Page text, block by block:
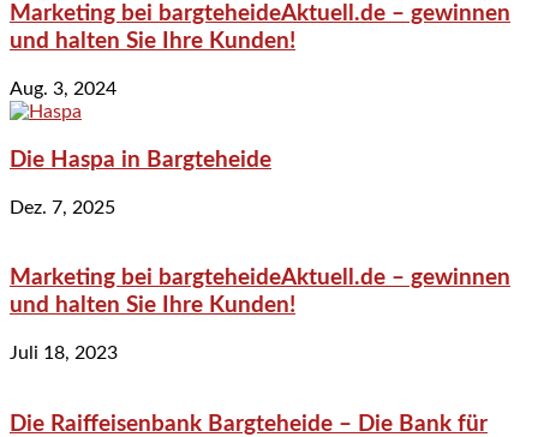
Marketing bei bargteheideAktuell.de – gewinnen
und halten Sie Ihre Kunden!
Aug. 3, 2024
Die Haspa in Bargteheide
Dez. 7, 2025
Marketing bei bargteheideAktuell.de – gewinnen
und halten Sie Ihre Kunden!
Juli 18, 2023
Die Raiffeisenbank Bargteheide – Die Bank für